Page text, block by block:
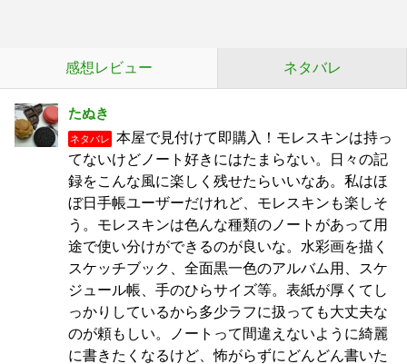
感想レビュー ネタバレ
たぬき
ネタバレ
本屋で見付けて即購入！モレスキンは持っ
てないけどノート好きにはたまらない。日々の記
録をこんな風に楽しく残せたらいいなあ。私はほ
ぼ日手帳ユーザーだけれど、モレスキンも楽しそ
う。モレスキンは色んな種類のノートがあって用
途で使い分けができるのが良いな。水彩画を描く
スケッチブック、全面黒一色のアルバム用、スケ
ジュール帳、手のひらサイズ等。表紙が厚くてし
っかりしているから多少ラフに扱っても大丈夫な
のが頼もしい。ノートって間違えないように綺麗
に書きたくなるけど、怖がらずにどんどん書いた